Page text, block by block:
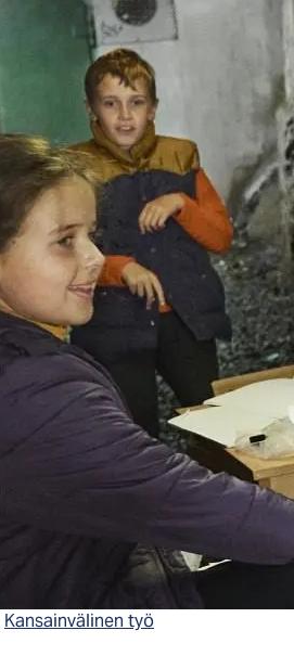
Kansainvälinen työ